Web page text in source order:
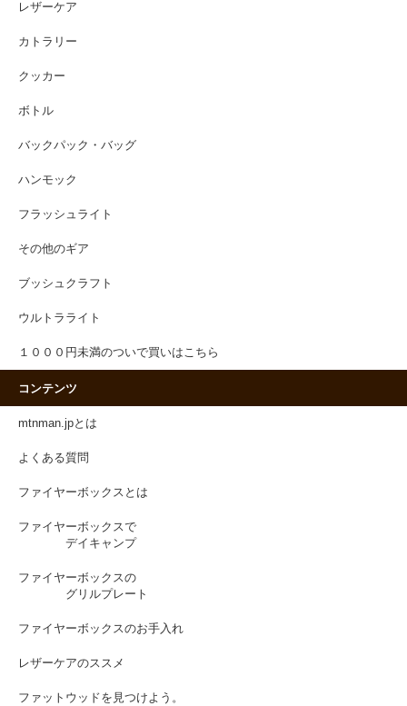
レザーケア
カトラリー
クッカー
ボトル
バックパック・バッグ
ハンモック
フラッシュライト
その他のギア
ブッシュクラフト
ウルトラライト
１０００円未満のついで買いはこちら
コンテンツ
mtnman.jpとは
よくある質問
ファイヤーボックスとは
ファイヤーボックスで
デイキャンプ
ファイヤーボックスの
グリルプレート
ファイヤーボックスのお手入れ
レザーケアのススメ
ファットウッドを見つけよう。